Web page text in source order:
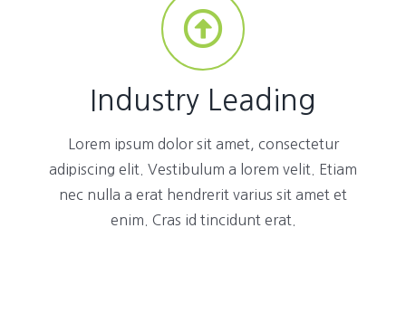
Industry Leading
Lorem ipsum dolor sit amet, consectetur
adipiscing elit. Vestibulum a lorem velit. Etiam
nec nulla a erat hendrerit varius sit amet et
enim. Cras id tincidunt erat.